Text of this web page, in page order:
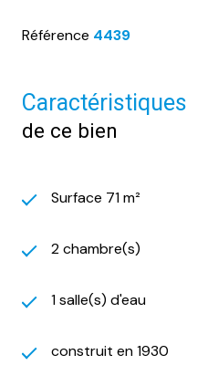
Référence 4439
Caractéristiques
de ce bien
Surface 71 m²
2 chambre(s)
1 salle(s) d'eau
construit en 1930